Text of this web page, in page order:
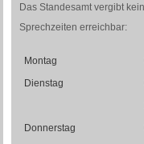
Das Standesamt vergibt
Sprechzeiten erreichbar:
Montag
Dienstag
Donnerstag